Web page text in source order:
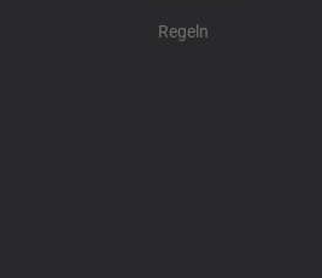
Regeln